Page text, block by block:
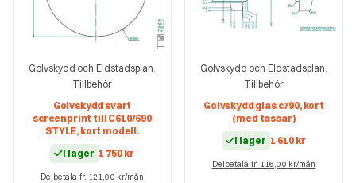
Golvskydd och Eldstadsplan,
Tillbehör
Golvskydd svart
screenprint till C610/690
STYLE, kort modell.
I lager 1 750 kr
Delbetala fr. 121,00 kr/mån
Golvskydd och Eldstadsplan,
Tillbehör
Golvskydd glas c790, kort
(med tassar)
I lager 1 610 kr
Delbetala fr. 116,00 kr/mån